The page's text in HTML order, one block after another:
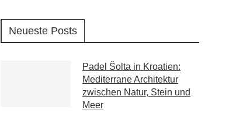
Neueste Posts
Padel Šolta in Kroatien:
Mediterrane Architektur
zwischen Natur, Stein und
Meer